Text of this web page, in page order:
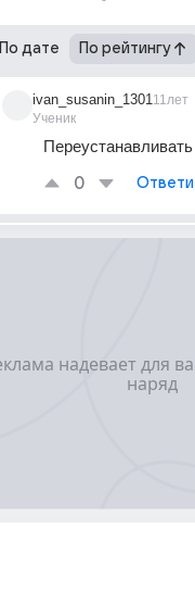
По дате По рейтингу
ivan_susanin_1301
Ученик
11лет
Переустанавливать
0